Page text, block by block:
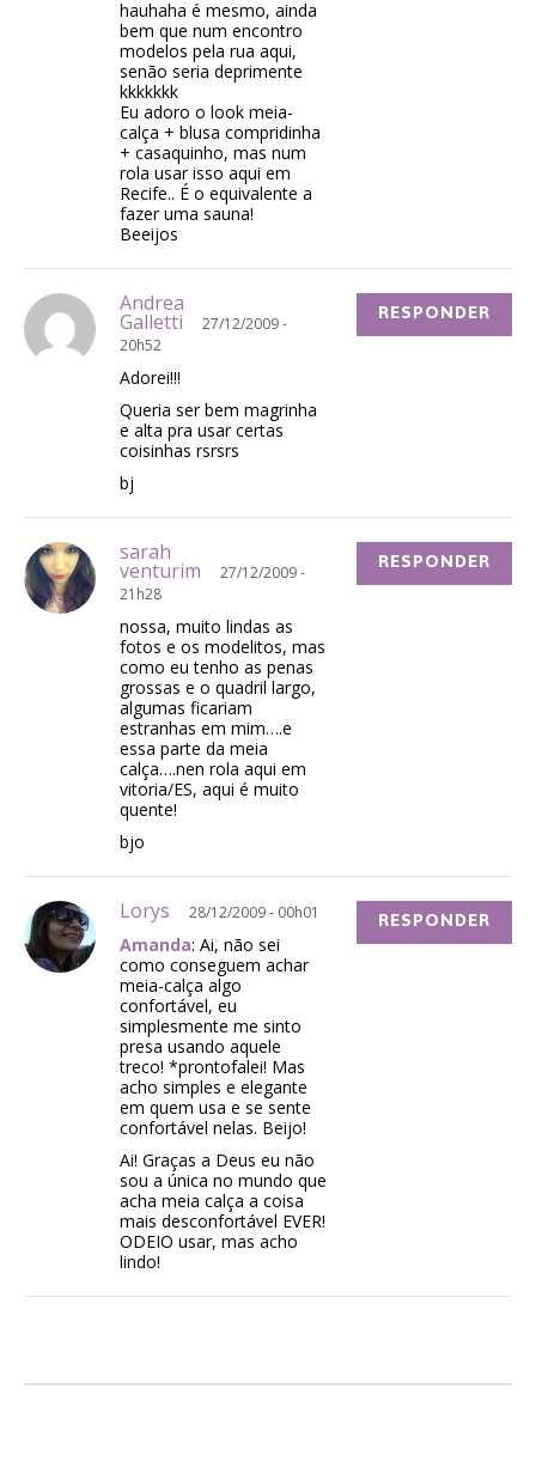
hauhaha é mesmo, ainda
bem que num encontro
modelos pela rua aqui,
senão seria deprimente
kkkkkkk
Eu adoro o look meia-
calça + blusa compridinha
+ casaquinho, mas num
rola usar isso aqui em
Recife.. É o equivalente a
fazer uma sauna!
Beeijos
Andrea
Galletti
27/12/2009 -
20h52
Adorei!!!
Queria ser bem magrinha
e alta pra usar certas
coisinhas rsrsrs
bj
RESPONDER
sarah
venturim
27/12/2009 -
21h28
nossa, muito lindas as
fotos e os modelitos, mas
como eu tenho as penas
grossas e o quadril largo,
algumas ficariam
estranhas em mim….e
essa parte da meia
calça….nen rola aqui em
vitoria/ES, aqui é muito
quente!
bjo
RESPONDER
Lorys 28/12/2009 - 00h01
Amanda: Ai, não sei
como conseguem achar
meia-calça algo
confortável, eu
simplesmente me sinto
presa usando aquele
treco! *prontofalei! Mas
acho simples e elegante
em quem usa e se sente
confortável nelas. Beijo!
Ai! Graças a Deus eu não
sou a única no mundo que
acha meia calça a coisa
mais desconfortável EVER!
ODEIO usar, mas acho
lindo!
RESPONDER